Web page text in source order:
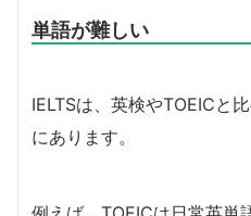
単語が難しい
IELTSは、英検やTOEICと
にあります。